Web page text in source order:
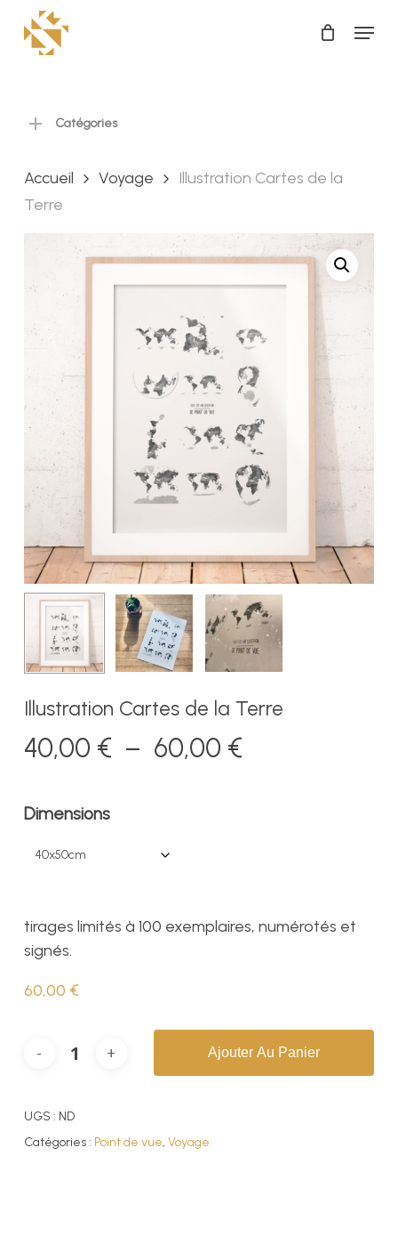
Menu
Catégories
Accueil Voyage
Illustration Cartes de la
Terre
Illustration Cartes de la Terre
40,00 € – 60,00 €Plage
Dimensions
tirages limités à 100 exemplaires, numérotés et
signés.
60,00 €
Ajouter Au Panier
UGS : ND
Catégories : Point de vue, Voyage